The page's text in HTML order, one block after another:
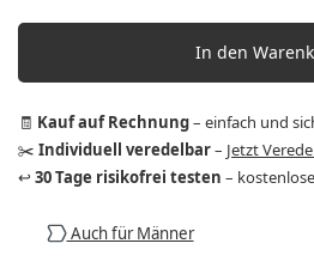
In den
🧾 Kauf auf Rechnung– einfach und
✂️ Individuell veredelbar– Jetzt
↩️ 30 Tage risikofrei testen –
Auch für Männer